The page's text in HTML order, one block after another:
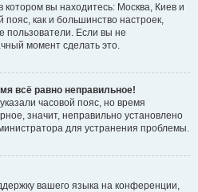
котором вы находитесь: Москва, Киев и
пояс, как и большинство настроек,
пользователи. Если вы не
момент сделать это.
всё равно неправильное!
часовой пояс, но время
значит, неправильно установлено
для устранения проблемы.
вашего языка на конференции,